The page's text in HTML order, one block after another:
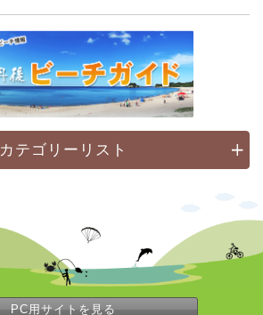
カテゴリーリスト
PC用サイトを見る